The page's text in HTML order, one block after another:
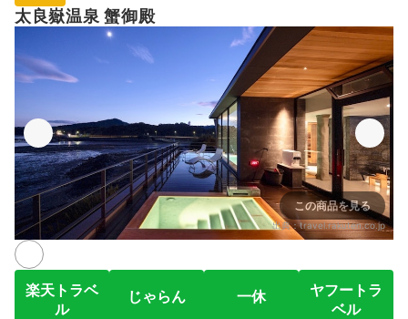
太良嶽温泉 蟹御殿
この商品を見る
出典：travel.rakuten.co.jp
楽天トラベ
ル
じゃらん 一休
ヤフートラ
ベル